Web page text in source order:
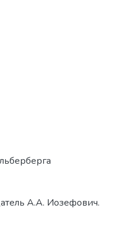
А.А. Иозефович.